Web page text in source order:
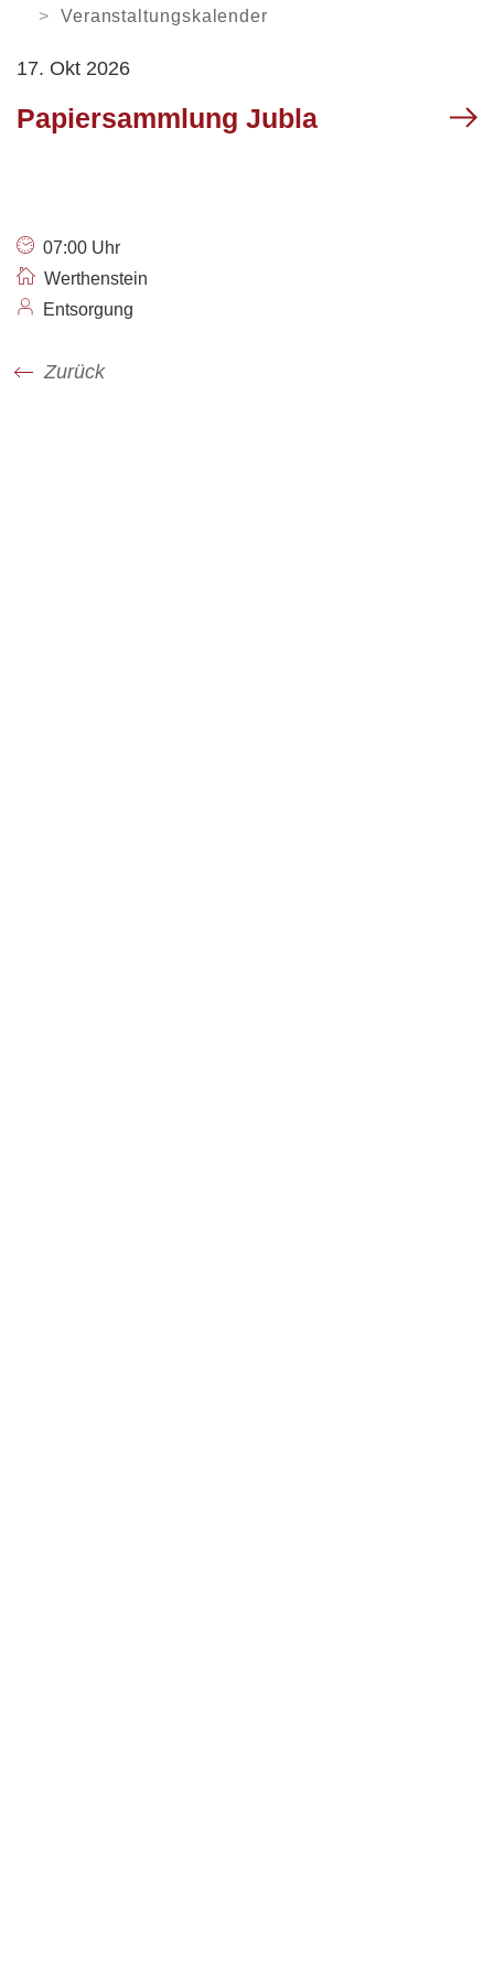
Veranstaltungskalender
ARBEITEN
Arbeitslosenanmeldung
Mobilität
Login
My Ruswil
17. Okt 2026
Papiersammlung Jubla
07:00 Uhr
Werthenstein
Entsorgung
Zurück